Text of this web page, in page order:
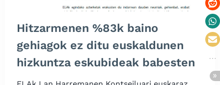
Hitzarmenen %83k baino
gehiagok ez ditu euskaldunen
hizkuntza eskubideak babesten